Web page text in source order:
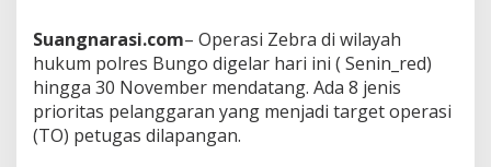
Suangnarasi.com– Operasi Zebra di wilayah
hukum polres Bungo digelar hari ini ( Senin_red)
hingga 30 November mendatang. Ada 8 jenis
prioritas pelanggaran yang menjadi target operasi
(TO) petugas dilapangan.